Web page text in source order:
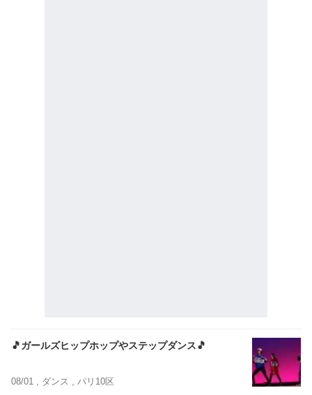
🎵ガールズヒップホップやステップダンス🎵
08/01 , ダンス , パリ10区